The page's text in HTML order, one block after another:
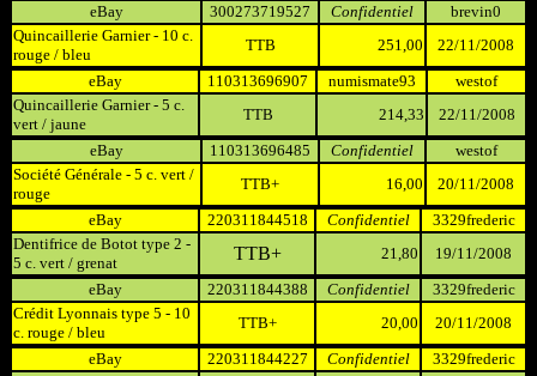
eBay
300273719527 Confidentiel
brevin0
Quincaillerie Garnier - 10 c.
rouge / bleu
TTB 251,00
22/11/2008
eBay
110313696907 numismate93
westof
Quincaillerie Garnier - 5 c.
vert / jaune
TTB 214,33
22/11/2008
eBay
110313696485 Confidentiel
westof
Société Générale - 5 c. vert /
rouge
TTB+ 16,00
20/11/2008
eBay
220311844518 Confidentiel
3329frederic
Dentifrice de Botot type 2 -
5 c. vert / grenat
TTB+ 21,80
19/11/2008
eBay
220311844388 Confidentiel
3329frederic
Crédit Lyonnais type 5 - 10
c. rouge / bleu
TTB+ 20,00
20/11/2008
eBay
220311844227 Confidentiel
3329frederic